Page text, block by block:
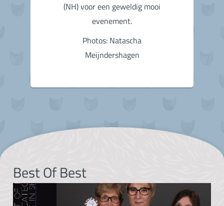
(NH) voor een geweldig mooi
evenement.
Photos: Natascha
Meijndershagen
Best Of Best